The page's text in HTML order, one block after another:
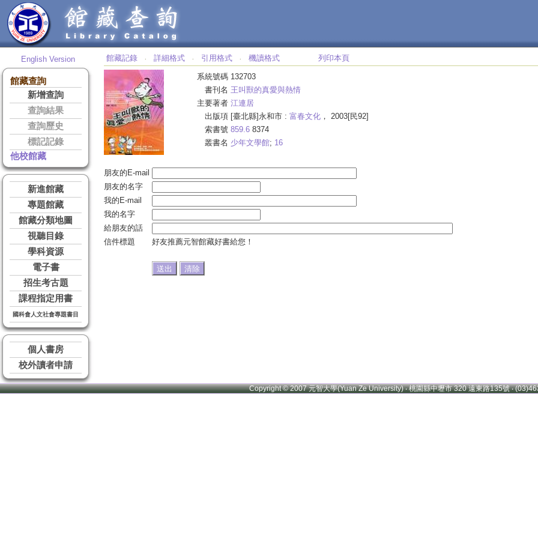
English Version
館藏查詢
新增查詢
查詢結果
查詢歷史
標記記錄
他校館藏
新進館藏
專題館藏
館藏分類地圖
視聽目錄
學科資源
電子書
招生考古題
課程指定用書
國科會人文社會專題書目
個人書房
校外讀者申請
館藏記錄 ‧ 詳細格式 ‧ 引用格式 ‧ 機讀格式 列印本頁
系統號碼 132703
書刊名 王叫獸的真愛與熱情
主要著者 江連居
出版項 [臺北縣]永和市 : 富春文化 ， 2003[民92]
索書號 859.6 8374
叢書名 少年文學館; 16
朋友的E-mail
朋友的名字
我的E-mail
我的名字
給朋友的話
信件標題
好友推薦元智館藏好書給您！
Copyright © 2007 元智大學(Yuan Ze University) ‧ 桃園縣中壢市 320 遠東路135號 ‧